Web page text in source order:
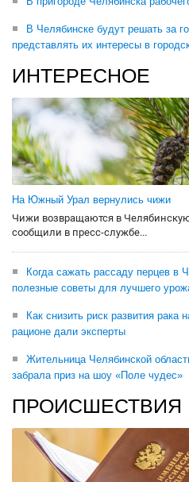
В Челябинске будут решать за
представлять их интересы в
ИНТЕРЕСНОЕ
На Южный Урал вернулись чижи
Чижи возвращаются в
сообщили в пресс-службе...
Когда сажать рассаду перцев в
полезные советы для лучшего
Как снизить риск развития рака
рационе дали эксперты
Жительница Челябинской
забрала приз на шоу «Поле чудес»
ПРОИСШЕСТВИЯ